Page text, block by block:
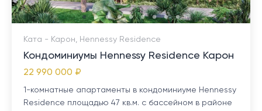
Ката - Карон, Hennessy Residence
Кондоминиумы Hennessy Residence Карон
22 990 000 ₽
1-комнатные апартаменты в кондоминиуме Hennessy
Residence площадью 47 кв.м. с бассейном в районе